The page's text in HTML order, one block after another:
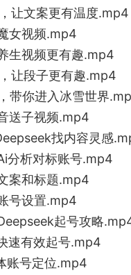
让文案更有温度.mp4
女视频.mp4
生视频更有趣.mp4
让段子更有趣.mp4
带你进入冰雪世界
送子视频.mp4
找内容灵感
分析对标账号.mp4
案和标题.mp4
号设置.mp4
起号攻略
速有效起号.mp4
账号定位.mp4